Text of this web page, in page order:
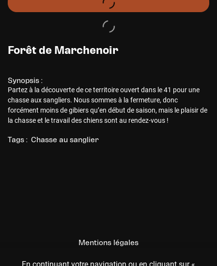
Forêt de Marchenoir
Synopsis :
Partez à la découverte de ce territoire ouvert dans le 41 pour une
chasse aux sangliers. Nous sommes à la fermeture, donc
forcément moins de gibiers qu’en début de saison, mais le plaisir de
la chasse et le travail des chiens sont au rendez-vous !
Tags : Chasse au sanglier
Mentions légales